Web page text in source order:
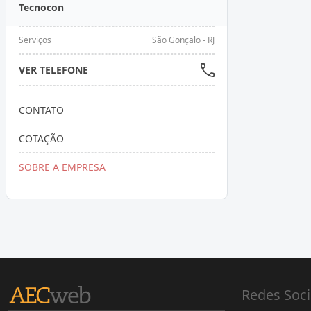
Tecnocon
Serviços São Gonçalo - RJ
VER TELEFONE
CONTATO
COTAÇÃO
SOBRE A EMPRESA
Redes